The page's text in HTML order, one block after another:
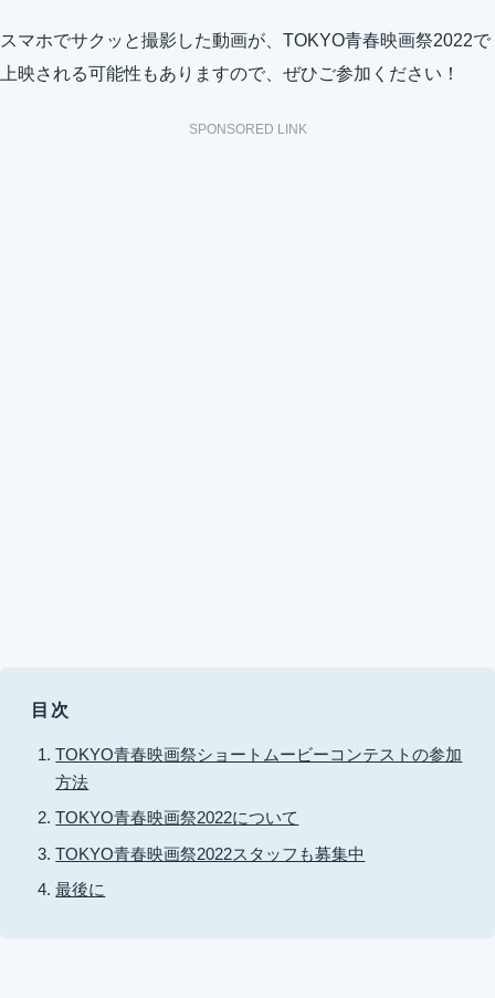
スマホでサクッと撮影した動画が、TOKYO青春映画祭2022で
上映される可能性もありますので、ぜひご参加ください！
SPONSORED LINK
目次
TOKYO青春映画祭ショートムービーコンテストの参加
方法
TOKYO青春映画祭2022について
TOKYO青春映画祭2022スタッフも募集中
最後に